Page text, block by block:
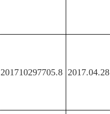
201710297705.8 2017.04.28